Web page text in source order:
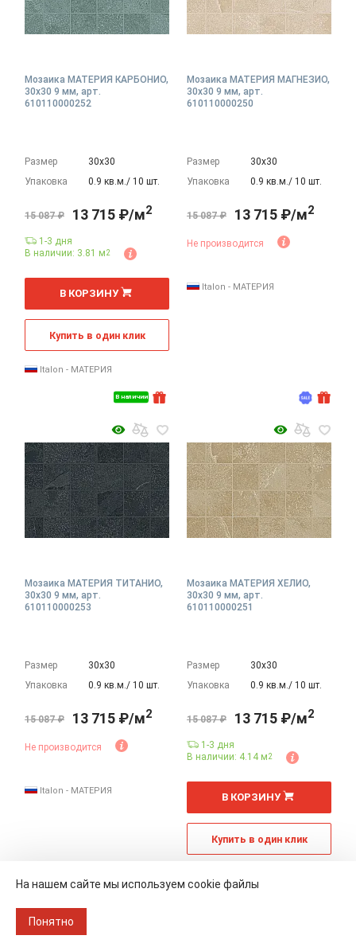
Мозаика МАТЕРИЯ КАРБОНИО,
30x30 9 мм, арт.
610110000252
Размер
30х30
Упаковка
0.9 кв.м./ 10 шт.
В наличии
15 087 ₽ 13 715 ₽/м2
1-3 дня
В наличии: 3.81 м2
м
В КОРЗИНУ
Купить в один клик
Italon - МАТЕРИЯ
Мозаика МАТЕРИЯ МАГНЕЗИО,
30x30 9 мм, арт.
610110000250
Размер
30х30
Упаковка
0.9 кв.м./ 10 шт.
15 087 ₽ 13 715 ₽/м2
Не производится
Italon - МАТЕРИЯ
Мозаика МАТЕРИЯ ТИТАНИО,
30x30 9 мм, арт.
610110000253
Размер
30х30
Упаковка
0.9 кв.м./ 10 шт.
15 087 ₽ 13 715 ₽/м2
Не производится
Italon - МАТЕРИЯ
Мозаика МАТЕРИЯ ХЕЛИО,
30x30 9 мм, арт.
610110000251
Размер
30х30
Упаковка
0.9 кв.м./ 10 шт.
15 087 ₽ 13 715 ₽/м2
1-3 дня
В наличии: 4.14 м2
м
В КОРЗИНУ
Купить в один клик
На нашем сайте мы используем cookie файлы
Понятно